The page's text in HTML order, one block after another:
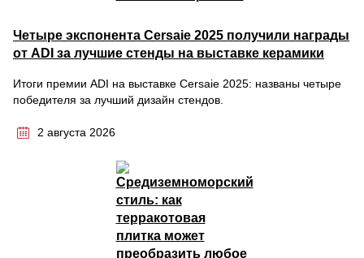
Четыре экспонента Cersaie 2025 получили награды
от ADI за лучшие стенды на выставке керамики
Итоги премии ADI на выставке Cersaie 2025: названы четыре
победителя за лучший дизайн стендов.
2 августа 2026